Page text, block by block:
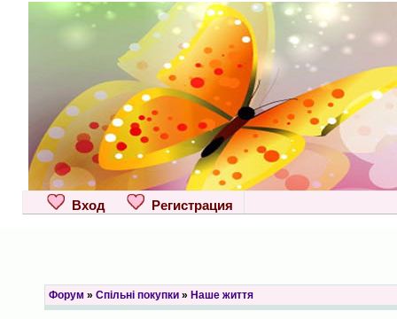
Вход Регистрация
Форум » Спільні покупки» Наше життя